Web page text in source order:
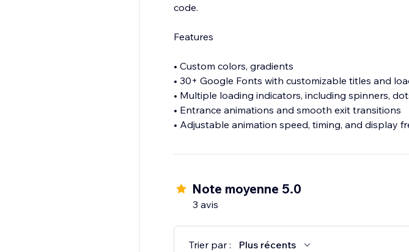
code.
Features
• Custom colors, gradients
• 30+ Google Fonts with customizable titles and
• Multiple loading indicators, including spinners,
• Entrance animations and smooth exit transitions
• Adjustable animation speed, timing, and display
• Free plan with optional *Premium upgrade to
Note moyenne 5.0
3 avis
Trier par : Plus récents